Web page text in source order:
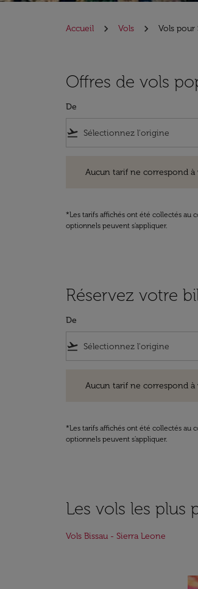
Accueil Vols Vols pour
Offres de vols
De
flight_takeoff
Aucun tarif ne correspond à
*Les tarifs affichés ont été collectés au
optionnels peuvent s'appliquer.
Réservez votre
De
flight_takeoff
Aucun tarif ne correspond à
*Les tarifs affichés ont été collectés au
optionnels peuvent s'appliquer.
Les vols les plus
Vols Bissau - Sierra Leone